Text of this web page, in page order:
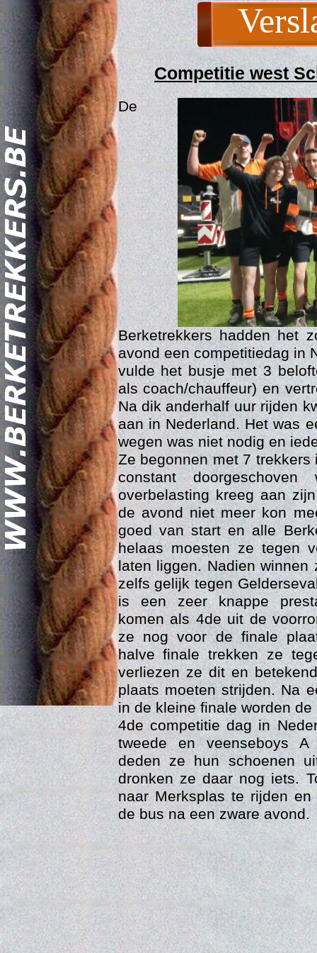
Competitie west
De
Berketrekkers hadden het
avond een competitiedag in
vulde het busje met 3
als coach/chauffeur) en
Na dik anderhalf uur rijden
aan in Nederland. Het was
wegen was niet nodig en
Ze begonnen met 7
constant
overbelasting kreeg aan
de avond niet meer kon
goed van start en alle
helaas moesten ze tegen
laten liggen. Nadien
zelfs gelijk tegen
is een zeer knappe
komen als 4de uit de
ze nog voor de finale
halve finale trekken ze
verliezen ze dit en
plaats moeten strijden. Na
in de kleine finale worden
4de competitie dag in
tweede en veenseboys A
deden ze hun schoenen
dronken ze daar nog iets.
naar Merksplas te rijden
de bus na een zware avond.